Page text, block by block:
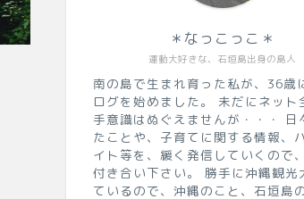
運動大好きな、石垣島出身の島人
＊なっこっこ＊
南の島で生まれ育った私が、36歳
ログを始めました。 未だにネット
手意識はぬぐえませんが・・・ 日
たことや、子育てに関する情報、
イト等を、緩く発信していくので
付き合い下さい。 勝手に沖縄観光
ているので、沖縄のこと、石垣島